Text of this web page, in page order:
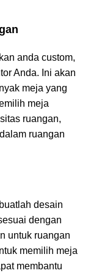
anda custom,
Anda. Ini akan
meja yang
meja
ruangan,
ruangan
desain
dengan
untuk ruangan
memilih meja
membantu